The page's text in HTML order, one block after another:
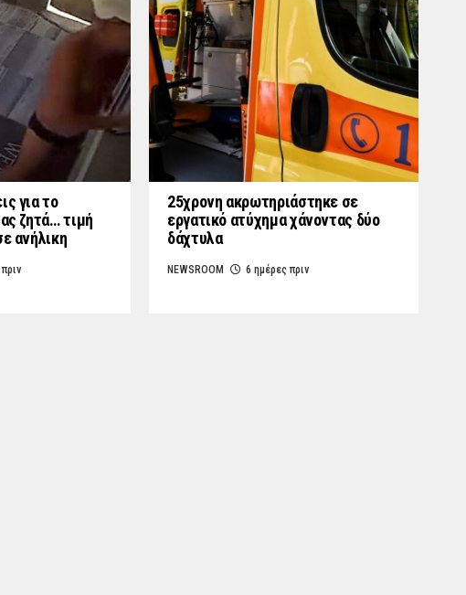
για το
ζητά… τιμή
ανήλικη
25χρονη ακρωτηριάστηκε σε
εργατικό ατύχημα χάνοντας δύο
δάχτυλα
NEWSROOM 6 ημέρες πριν